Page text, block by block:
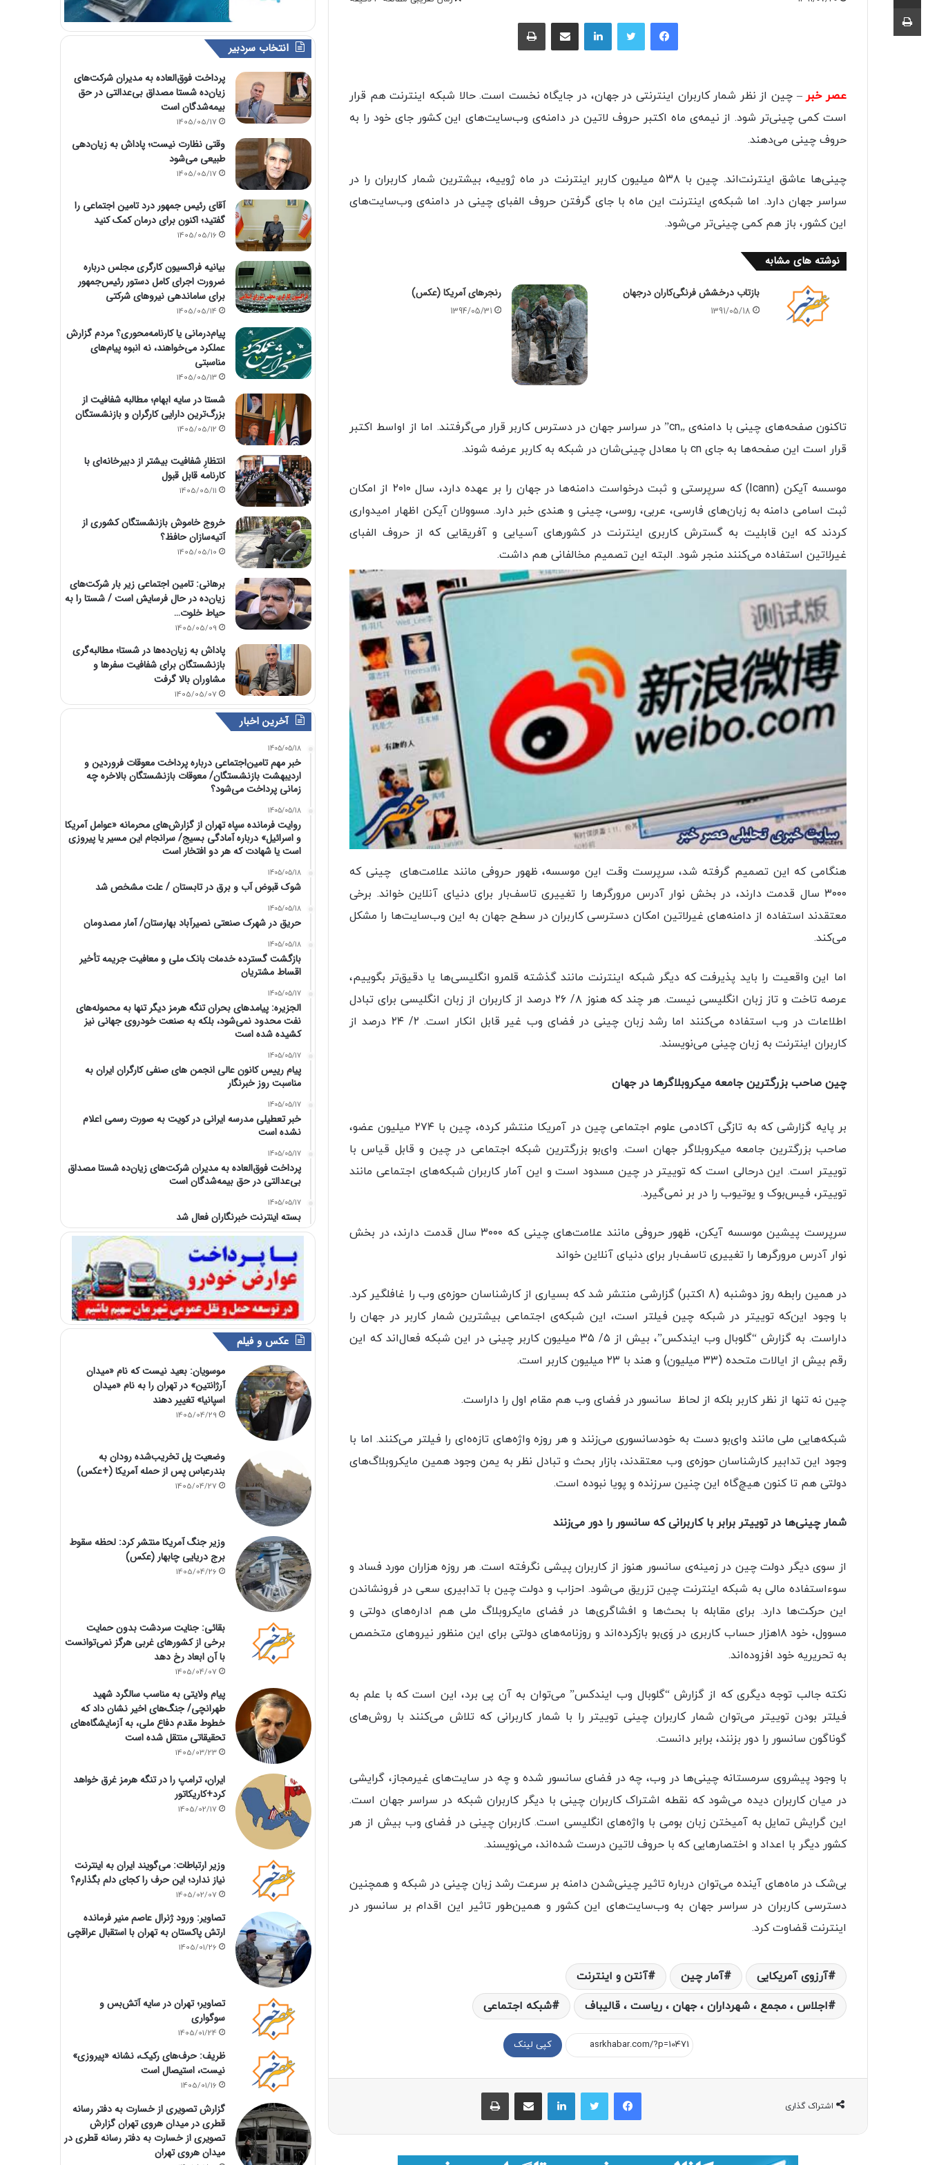
فیسبوک لینکداین
عصر خبر– چین از نظر شمار کاربران اینترنتی در جهان، در جایگاه نخست است. حالا شبکه‌ اینترنت هم قرار
است کمی چینی‌تر ‌شود. از نیمه‌ی ماه اکتبر حروف لاتین در دامنه‌ی وب‌سایت‌های این کشور جای خود را به
حروف چینی می‌دهند.
چینی‌ها عاشق اینترنت‌اند. چین با ۵۳۸ میلیون کاربر اینترنت در ماه ژوییه، بیشترین شمار کاربران را در
سراسر جهان دارد. اما شبکه‌‌ی اینترنت این ماه با جای گرفتن حروف الفبای چینی در دامنه‌ی وب‌سایت‌های
این کشور، باز هم کمی چینی‌تر می‌شود.
نوشته های مشابه
بازتاب درخشش فرنگی‌کاران درجهان
1391/05/18
رنجرهای آمریکا (عکس)
1394/05/31
تاکنون صفحه‌های چینی با دامنه‌ی „cn” در سراسر جهان در دسترس کاربر قرار می‌گرفتند. اما از اواسط اکتبر
قرار است این صفحه‌ها به جای cn با معادل چینی‌شان در شبکه به کاربر عرضه شوند.
موسسه‌ آیکن (Icann) که سرپرستی و ثبت درخواست دامنه‌ها در جهان را بر عهده دارد، سال ۲۰۱۰ از امکان
ثبت اسامی دامنه‌ به زبان‌های فارسی، عربی، روسی، چینی و هندی خبر دارد. مسوولان آیکن اظهار امیدواری
کردند که این قابلیت به گسترش کاربری اینترنت در کشورهای آسیایی و آفریقایی که از حروف الفبای
غیرلاتین استفاده می‌کنند منجر شود. البته این تصمیم مخالفانی هم داشت.
هنگامی که این تصمیم گرفته شد، سرپرست وقت این موسسه، ظهور حروفی مانند علامت‌های چینی که
۳۰۰۰ سال قدمت دارند، در بخش نوار آدرس مرورگرها را تغییری تاسف‌بار برای دنیای آنلاین خواند. برخی
معتقدند استفاده از دامنه‌های غیرلاتین امکان دسترسی کاربران در سطح جهان به این وب‌سایت‌ها را مشکل
می‌کند.
اما این واقعیت را باید پذیرفت که دیگر شبکه‌ اینترنت مانند گذشته قلمرو انگلیسی‌ها یا دقیق‌تر بگوییم،
عرصه‌ تاخت و تاز زبان انگلیسی نیست. هر چند که هنوز ۸/ ۲۶ درصد از کاربران از زبان انگلیسی برای تبادل
اطلاعات در وب استفاده می‌کنند اما رشد زبان چینی در فضای وب غیر قابل انکار است. ۲/ ۲۴ درصد از
کاربران اینترنت به زبان چینی می‌نویسند.
چین صاحب بزرگترین جامعه‌ میکروبلاگرها در جهان
بر پایه‌ گزارشی که به تازگی آکادمی علوم اجتماعی چین در آمریکا منتشر کرده، چین با ۲۷۴ میلیون عضو،
صاحب بزرگترین جامعه‌ میکروبلاگر جهان است. وای‌بو بزرگترین شبکه‌ اجتماعی در چین و قابل قیاس با
توییتر است. این درحالی است که توییتر در چین مسدود است و این آمار کاربران شبکه‌های اجتماعی مانند
توییتر، فیس‌بوک و یوتیوب را در بر نمی‌گیرد.
سرپرست پیشین موسسه آیکن، ظهور حروفی مانند علامت‌های چینی که ۳۰۰۰ سال قدمت دارند، در بخش
نوار آدرس مرورگرها را تغییری تاسف‌بار برای دنیای آنلاین خواند
در همین رابطه روز دوشنبه (۸ اکتبر) گزارشی منتشر شد که بسیاری از کارشناسان حوزه‌ی وب را غافلگیر کرد.
با وجود این‌که توییتر در شبکه‌ چین فیلتر است، این شبکه‌ی اجتماعی بیشترین شمار کاربر در جهان را
داراست. به گزارش “گلوبال وب ایندکس”، بیش از ۵/ ۳۵ میلیون کاربر چینی در این شبکه فعال‌اند که این
رقم بیش از ایالات متحده (۳۳ میلیون) و هند با ۲۳ میلیون کاربر است.
چین نه تنها از نظر کاربر بلکه از لحاظ سانسور در فضای وب هم مقام اول را داراست.
شبکه‌هایی ملی مانند وای‌بو دست به خودسانسوری می‌زنند و هر روزه واژ‌ه‌های تازه‌ه‌ای را فیلتر می‌کنند. اما با
وجود این تدابیر کارشناسان حوزه‌ی وب معتقدند، بازار بحث و تبادل نظر به یمن وجود همین مایکروبلاگ‌های
دولتی هم تا کنون هیچ‌گاه این چنین سرزنده و پویا نبوده است.
شمار چینی‌ها در توییتر برابر با کاربرانی که سانسور را دور می‌زنند
از سوی دیگر دولت چین در زمینه‌ی سانسور هنوز از کاربران پیشی نگرفته است. هر روزه هزاران مورد فساد و
سوءاستفاده‌ مالی به شبکه اینترنت چین تزریق می‌شود. احزاب و دولت چین با تدابیری سعی در فرونشاندن
این حرکت‌ها دارد. برای مقابله با بحث‌ها و افشاگری‌ها در فضای مایکروبلاگ ملی هم اداره‌های دولتی و
مسوول، خود ۱۸هزار حساب کاربری در وَی‌بو بازکرده‌اند و روزنامه‌های دولتی برای این منظور نیروهای متخصص
به تحریریه خود افزوده‌اند.
نکته‌ جالب توجه دیگری که از گزارش “گلوبال وب ایندکس” می‌توان به آن پی برد، این است که با علم به
فیلتر بودن توییتر می‌توان شمار کاربران چینی توییتر را با شمار کاربرانی که تلاش می‌کنند با روش‌های
گوناگون سانسور را دور بزنند، برابر دانست.
با وجود پیشروی سرمستانه‌ چینی‌ها در وب، چه در فضای سانسور شده و چه در سایت‌های غیرمجاز، گرایشی
در میان کاربران دیده می‌شود که نقطه‌ اشتراک کاربران چینی با دیگر کاربران شبکه در سراسر جهان است.
این گرایش تمایل به آمیختن زبان بومی با واژه‌های انگلیسی است. کاربران چینی در فضای وب بیش از هر
کشور دیگر با اعداد و اختصارهایی که با حروف لاتین درست شده‌اند، می‌نویسند.
بی‌شک در ما‌ه‌های آینده می‌توان درباره‌ تاثیر چینی‌شدن دامنه ‌بر سرعت رشد زبان چینی در شبکه و همچنین
دسترسی کاربران در سراسر جهان به وب‌سایت‌های این کشور و همین‌طور تاثیر این اقدام بر سانسور در
اینترنت قضاوت کرد.
آرزوی آمریکایی آمار چین
آنتن و اینترنت
اجلاس ، مجمع ، شهرداران ، جهان ، ریاست ، قالیباف
شبکه اجتماعی
کپی لینک
اشتراک گذاری
فیسبوک لینکداین
انتخاب سردبیر
پرداخت فوق‌العاده به مدیران شرکت‌های
زیان‌ده شستا مصداق بی‌عدالتی در حق
بیمه‌شدگان است
1405/05/17
وقتی نظارت نیست؛ پاداش به زیان‌دهی
طبیعی می‌شود
1405/05/17
آقای رئیس جمهور درد تامین اجتماعی را
گفتید؛ اکنون برای درمان کمک کنید
1405/05/16
بیانیه فراکسیون کارگری مجلس درباره
ضرورت اجرای کامل دستور رئیس‌جمهور
برای ساماندهی نیروهای شرکتی
1405/05/14
پیام‌درمانی یا کارنامه‌محوری؟ مردم گزارش
عملکرد می‌خواهند، نه انبوه پیام‌های
مناسبتی
1405/05/13
شستا در سایه ابهام؛ مطالبه شفافیت از
بزرگ‌ترین دارایی کارگران و بازنشستگان
1405/05/12
انتظارِ شفافیت بیشتر از دبیرخانه‌ای با
کارنامه قابل قبول
1405/05/11
خروج خاموش بازنشستگان کشوری از
آتیه‌سازان حافظ؟
1405/05/10
برهانی: تامین اجتماعی زیر بار شرکت‌های
زیان‌ده در حال فرسایش است / شستا را به
حیاط خلوت…
1405/05/09
پاداش به زیان‌ده‌ها در شستا؛ مطالبه‌گری
بازنشستگان برای شفافیت سفرها و
مشاوران بالا گرفت
1405/05/07
آخرین اخبار
1405/05/18
خبر مهم تامین‌اجتماعی درباره پرداخت معوقات فروردین و
اردیبهشت بازنشستگان/ معوقات بازنشستگان بالاخره چه
زمانی پرداخت می‌شود؟
1405/05/18
روایت فرمانده سپاه تهران از گزارش‌های محرمانه «عوامل آمریکا
و اسرائیل» درباره آمادگی بسیج/ سرانجام این مسیر یا پیروزی
است یا شهادت که هر دو افتخار است
1405/05/18
شوک قبوض آب و برق در تابستان / علت مشخص شد
1405/05/18
حریق در شهرک صنعتی نصیرآباد بهارستان/ آمار مصدومان
1405/05/18
بازگشت گسترده خدمات بانک ملی و معافیت جریمه تأخیر
اقساط مشتریان
1405/05/17
الجزیره: پیامدهای بحران تنگه هرمز دیگر تنها به محموله‌های
نفت محدود نمی‌شود، بلکه به صنعت خودروی جهانی نیز
کشیده شده است
1405/05/17
پیام رییس کانون عالی انجمن های صنفی کارگران ایران به
مناسبت روز خبرنگار
1405/05/17
خبر تعطیلی مدرسه ایرانی در کویت به صورت رسمی اعلام
نشده است
1405/05/17
پرداخت فوق‌العاده به مدیران شرکت‌های زیان‌ده شستا مصداق
بی‌عدالتی در حق بیمه‌شدگان است
1405/05/17
بسته اینترنت خبرنگاران فعال شد
عکس و فیلم
موسویان: بعید نیست که نام «میدان
آرژانتین» در تهران را به نام «میدان
اسپانیا» تغییر دهند
1405/04/29
وضعیت پل تخریب‌شده رودان به
بندرعباس پس از حمله آمریکا (+عکس)
1405/04/27
وزیر جنگ آمریکا منتشر کرد: لحظه سقوط
برج دریایی چابهار (عکس)
1405/04/26
بقائی: جنایت سردشت بدون حمایت
برخی از کشورهای غربی هرگز نمی‌توانست
با آن ابعاد رخ دهد
1405/04/07
پیام ولایتی به مناسب سالگرد شهید
طهرانچی/ جنگ‌های اخیر نشان داد که
خطوط مقدم دفاع ملی، به آزمایشگاه‌های
تحقیقاتی منتقل شده است
1405/03/23
ایران، ترامپ را در تنگه هرمز غرق خواهد
کرد+کاریکاتور
1405/02/17
وزیر ارتباطات: می‌گویند ایران به اینترنت
نیاز ندارد؛ این حرف را کجای دلم بگذارم؟
1405/02/07
تصاویر: ورود ژنرال عاصم منیر فرمانده
ارتش پاکستان به تهران با استقبال عراقچی
1405/01/26
تصاویر؛ تهران در سایه آتش‌بس و
سوگواری
1405/01/24
ظریف: حرف‌های رکیک، نشانه «پیروزی»
نیست، استیصال است
1405/01/16
گزارش تصویری از خسارت به دفتر رسانه
قطری در میدان هروی تهران گزارش
تصویری از خسارت به دفتر رسانه قطری در
میدان هروی تهران